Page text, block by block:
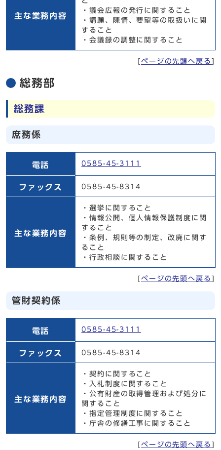
主な業務内容
・議会広報の発行に関すること
・請願、陳情、要望等の取扱いに関
すること
・会議録の調整に関すること
ページの先頭へ戻る
総務部
総務課
庶務係
電話
0585-45-3111
ファックス 0585-45-8314
主な業務内容
・選挙に関すること
・情報公開、個人情報保護制度に関
すること
・条例、規則等の制定、改廃に関す
ること
・行政相談に関すること
ページの先頭へ戻る
管財契約係
電話
0585-45-3111
ファックス 0585-45-8314
主な業務内容
・契約に関すること
・入札制度に関すること
・公有財産の取得管理および処分に
関すること
・指定管理制度に関すること
・庁舎の修繕工事に関すること
ページの先頭へ戻る